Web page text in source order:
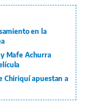
en la
Mafe Achurra
Chiriquí apuestan a